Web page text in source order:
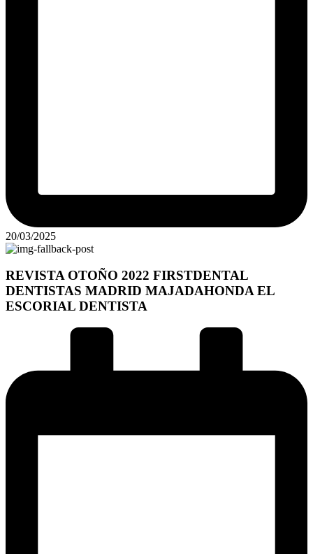
20/03/2025
REVISTA OTOÑO 2022 FIRSTDENTAL
DENTISTAS MADRID MAJADAHONDA EL
ESCORIAL DENTISTA